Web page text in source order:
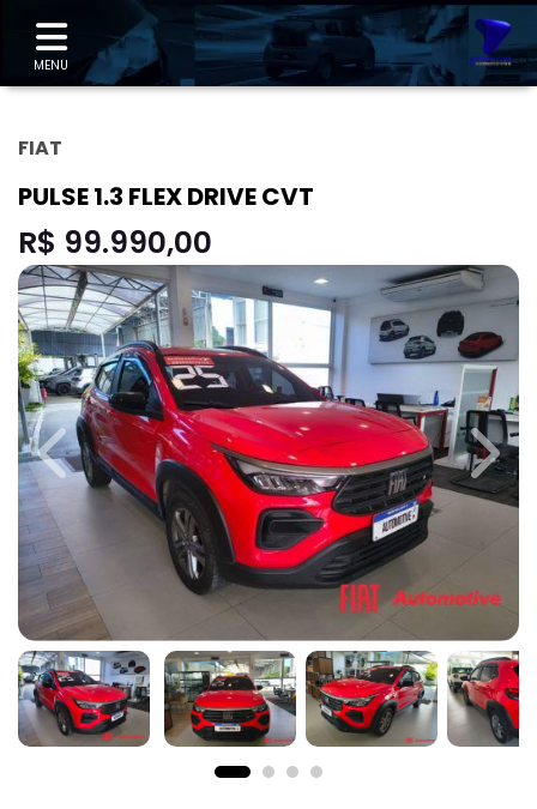
MENU
FIAT
PULSE 1.3 FLEX DRIVE CVT
R$ 99.990,00
Previous Next